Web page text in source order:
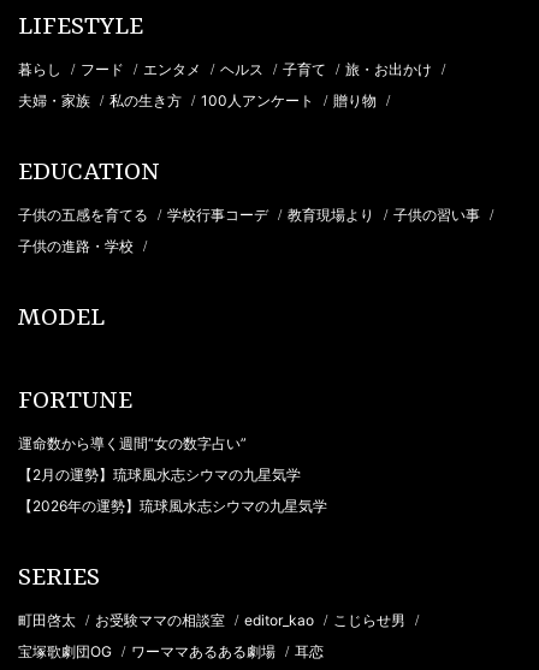
LIFESTYLE
暮らし / フード / エンタメ / ヘルス / 子育て / 旅・お出かけ /
夫婦・家族 / 私の生き方 / 100人アンケート / 贈り物 /
EDUCATION
子供の五感を育てる / 学校行事コーデ / 教育現場より / 子供の習い事 /
子供の進路・学校 /
MODEL
FORTUNE
運命数から導く週間“女の数字占い”
【2月の運勢】琉球風水志シウマの九星気学
【2026年の運勢】琉球風水志シウマの九星気学
SERIES
町田啓太 / お受験ママの相談室 / editor_kao / こじらせ男 /
宝塚歌劇団OG / ワーママあるある劇場 / 耳恋